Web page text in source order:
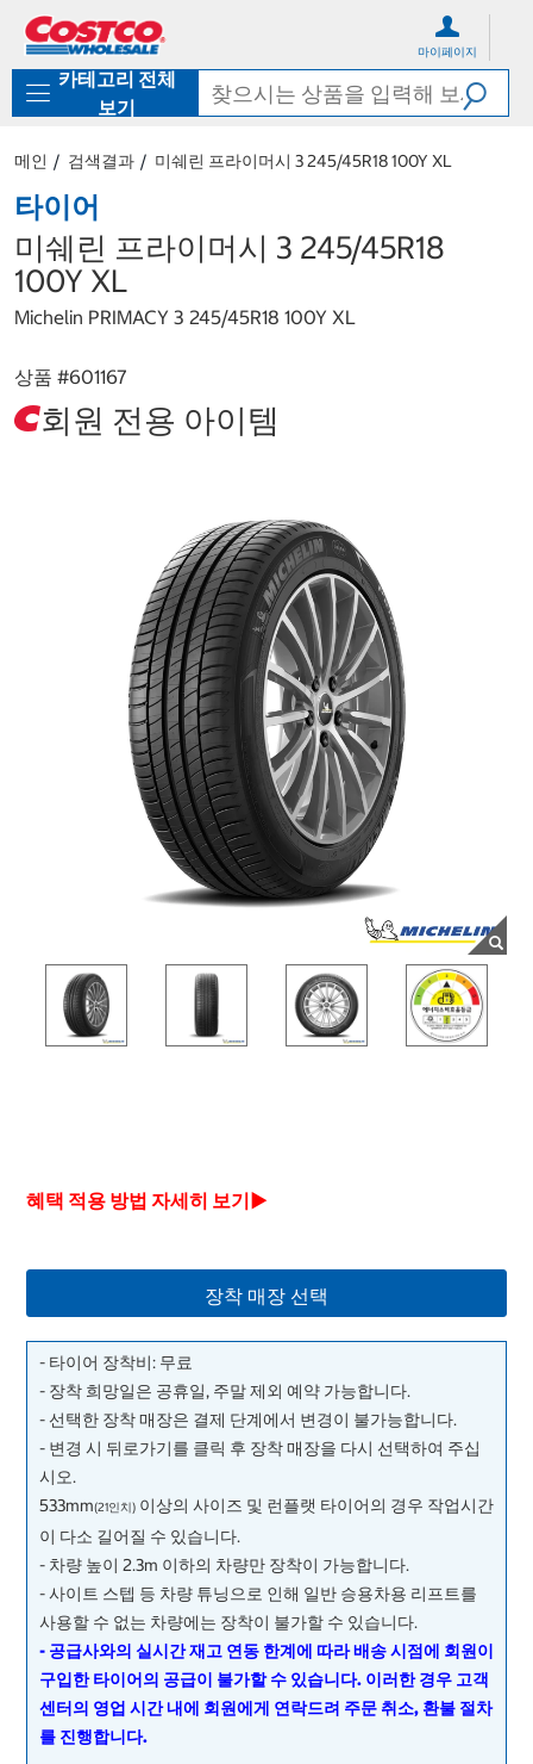
로
기
가
마이페이지
카테고리 전체
보기
메인 검색결과 미쉐린 프라이머시 3 245/45R18 100Y XL
타이어
미쉐린 프라이머시 3 245/45R18
100Y XL
Michelin PRIMACY 3 245/45R18 100Y XL
상품 #601167
회원 전용 아이템
혜택 적용 방법 자세히 보기▶
장착 매장 선택
- 타이어 장착비: 무료
- 장착 희망일은 공휴일, 주말 제외 예약 가능합니다.
- 선택한 장착 매장은 결제 단계에서 변경이 불가능합니다.
- 변경 시 뒤로가기를 클릭 후 장착 매장을 다시 선택하여 주십
시오.
533mm(21인치) 이상의 사이즈 및 런플랫 타이어의 경우 작업시간
이 다소 길어질 수 있습니다.
- 차량 높이 2.3m 이하의 차량만 장착이 가능합니다.
- 사이트 스텝 등 차량 튜닝으로 인해 일반 승용차용 리프트를
사용할 수 없는 차량에는 장착이 불가할 수 있습니다.
- 공급사와의 실시간 재고 연동 한계에 따라 배송 시점에 회원이
구입한 타이어의 공급이 불가할 수 있습니다. 이러한 경우 고객
센터의 영업 시간 내에 회원에게 연락드려 주문 취소, 환불 절차
를 진행합니다.